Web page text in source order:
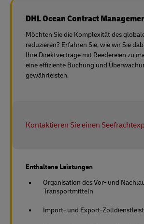
DHL Ocean Contract
Möchten Sie die Komplexität des
reduzieren? Erfahren Sie, wie wir Sie
Ihre Direktverträge mit Reedereien zu
eine effiziente Buchung und
gewährleisten.
Kontaktieren Sie einen
Enthaltene Leistungen
Organisation des Vor- und
Transportmitteln
Import- und Export-